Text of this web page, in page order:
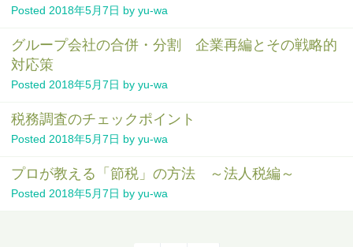
Posted 2018年5月7日 by yu-wa
グループ会社の合併・分割 企業再編とその戦略的
対応策
Posted 2018年5月7日 by yu-wa
税務調査のチェックポイント
Posted 2018年5月7日 by yu-wa
プロが教える「節税」の方法 ～法人税編～
Posted 2018年5月7日 by yu-wa